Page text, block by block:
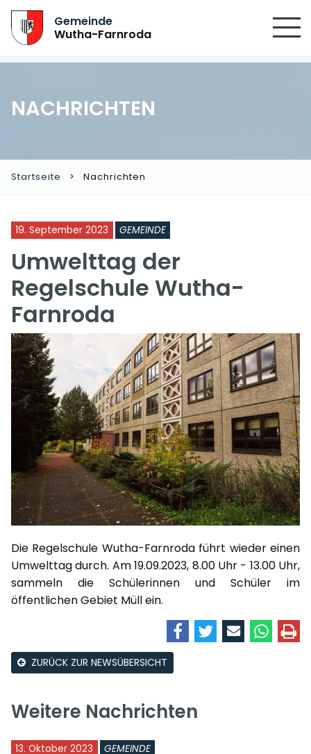
Gemeinde
Wutha-Farnroda
NACHRICHTEN
Startseite Nachrichten
19. September 2023 GEMEINDE
Umwelttag der
Regelschule Wutha-
Farnroda
Die Regelschule Wutha-Farnroda führt wieder einen
Umwelttag durch. Am 19.09.2023, 8.00 Uhr - 13.00 Uhr,
sammeln die Schülerinnen und Schüler im
öffentlichen Gebiet Müll ein.
ZURÜCK ZUR NEWSÜBERSICHT
Weitere Nachrichten
13. Oktober 2023 GEMEINDE